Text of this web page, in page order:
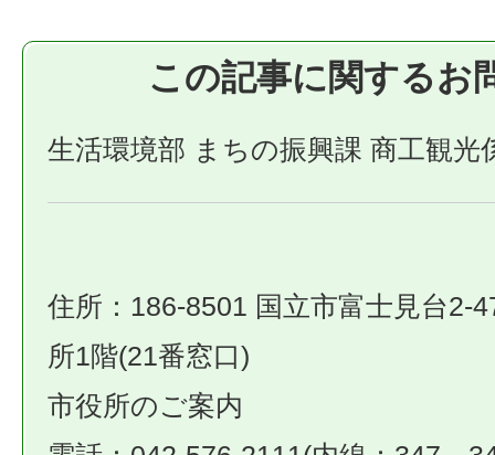
この記事に関するお
生活環境部 まちの振興課 商工観光
住所：186-8501 国立市富士見台2-
所1階(21番窓口)
市役所のご案内